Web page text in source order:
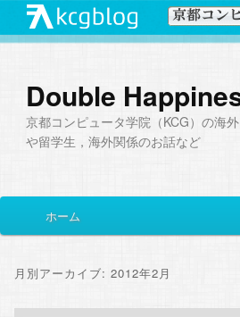
Double
京都コンピュータ学院（KCG）の海
や留学生，海外関係のお話など
イ
メ
ン
サ
コ
ホーム
月別アーカイブ:2012年2月